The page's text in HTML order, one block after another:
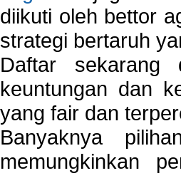
diikuti oleh bettor
strategi bertaruh
Daftar sekarang
keuntungan dan
yang fair dan
Banyaknya
memungkinkan